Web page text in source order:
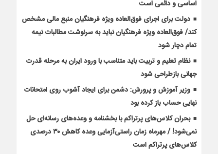
اساسی و دائمی است
دولت برای اجرای فوق‌العاده ویژه فرهنگیان منبع مالی مشخص
کند/ فوق‌العاده ویژه فرهنگیان نباید به سرنوشت مطالبات نیمه‌
تمام دچار شود
نظام تعلیم و تربیت باید متناسب با ورود ایران به مرحله قدرت
جهانی بازطراحی شود
وزیر آموزش و پرورش: دشمن برای ایجاد آشوب روی امتحانات
نهایی حساب باز کرده بود
بحران کلاس‌های پرتراکم با بخشنامه و وعده‌های رسانه‌ای حل
نمی‌شود! / مهرماه زمان راستی‌آزمایی وعده کاهش ۳۰ درصدی
کلاس‌های پرتراکم است